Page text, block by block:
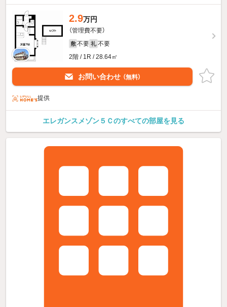
2.9万円
（管理費不要）
敷 不要 礼 不要
2階 / 1R / 28.64㎡
お問い合わせ （無料）
提供
エレガンスメゾン５Ｃのすべての部屋を見る